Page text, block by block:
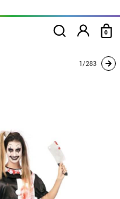
0
Par de Terrifier1/283